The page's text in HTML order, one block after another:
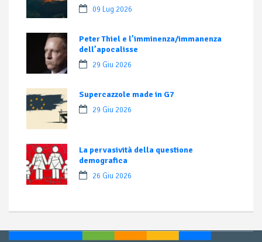
09 Lug 2026
Peter Thiel e l’imminenza/immanenza
dell’apocalisse
29 Giu 2026
Supercazzole made in G7
29 Giu 2026
La pervasività della questione
demografica
26 Giu 2026